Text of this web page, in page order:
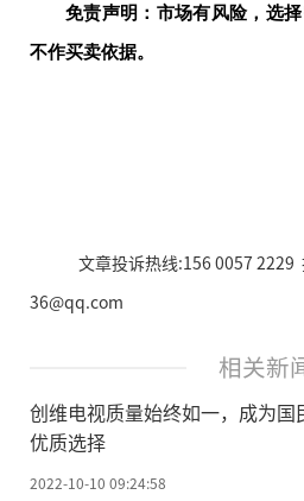
免责声明：市场有风险，选
不作买卖依据。
文章投诉热线:156 0057 2229
36@qq.com
相关新
创维电视质量始终如一，成为国
优质选择
2022-10-10 09:24:58